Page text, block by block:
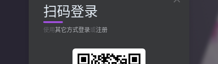
扫码登录
使用其它方式登录或注册